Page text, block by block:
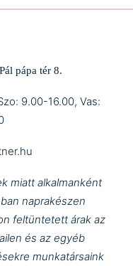
pápa tér 8.
9.00-16.00, Vas:
miatt alkalmanként
naprakészen
feltüntetett árak az
és az egyéb
munkatársaink